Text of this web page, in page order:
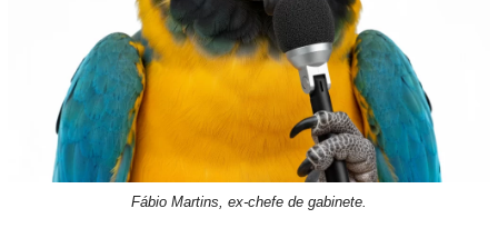
Fábio Martins, ex-chefe de gabinete.